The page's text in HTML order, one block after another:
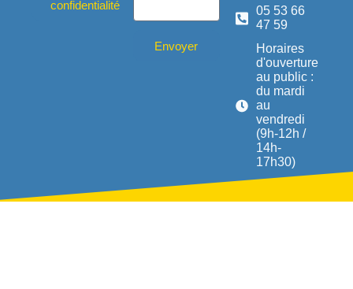
confidentialité
Envoyer
05 53 66
47 59
Horaires
d'ouverture
au public :
du mardi
au
vendredi
(9h-12h /
14h-
17h30)